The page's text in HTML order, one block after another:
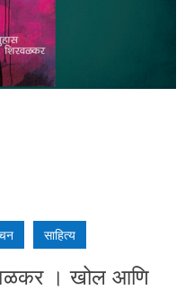
साहित्य
। खोल आणि